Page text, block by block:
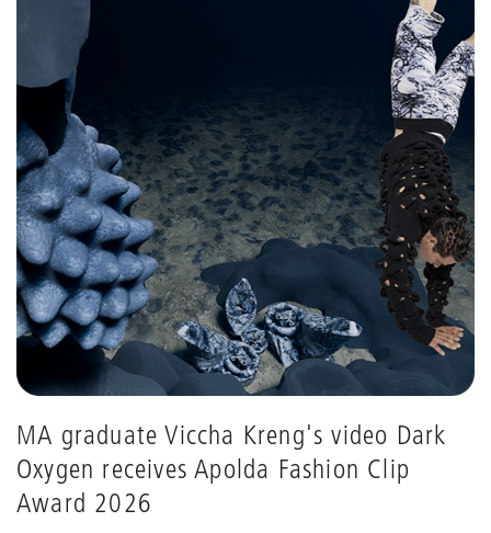
MA graduate Viccha Kreng's video Dark
Oxygen receives Apolda Fashion Clip
Award 2026